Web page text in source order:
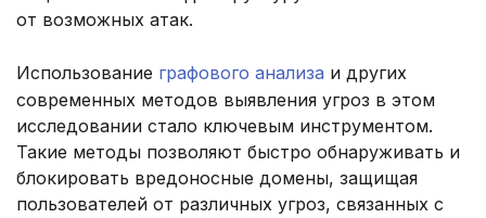
от возможных атак.
Использование графового анализа и других
современных методов выявления угроз в этом
исследовании стало ключевым инструментом.
Такие методы позволяют быстро обнаруживать и
блокировать вредоносные домены, защищая
пользователей от различных угроз, связанных с